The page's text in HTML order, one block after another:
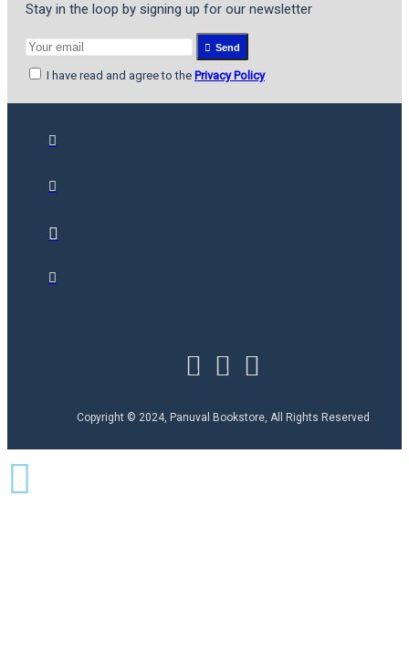
Stay in the loop by signing up for our newsletter
Send
I have read and agree to the Privacy Policy
Copyright © 2024, Panuval Bookstore, All Rights Reserved